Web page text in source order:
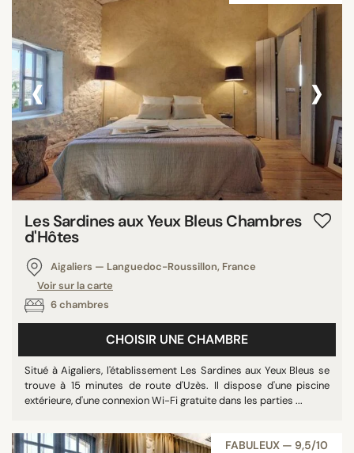
‹ ›
Les Sardines aux Yeux Bleus Chambres
d'Hôtes
Aigaliers — Languedoc-Roussillon, France
Voir sur la carte
6 chambres
CHOISIR UNE CHAMBRE
Situé à Aigaliers, l'établissement Les Sardines aux Yeux Bleus se
trouve à 15 minutes de route d'Uzès. Il dispose d'une piscine
extérieure, d'une connexion Wi-Fi gratuite dans les parties ...
FABULEUX — 9,5/10